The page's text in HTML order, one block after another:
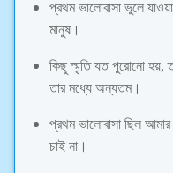
প্রথম ভালোবাসা ভুলে
মানুষ।
কিছু স্মৃতি যত পুরোনো হয়,
তার মধ্যে অন্যতম।
প্রথম ভালোবাসা ছিল
চাই না।